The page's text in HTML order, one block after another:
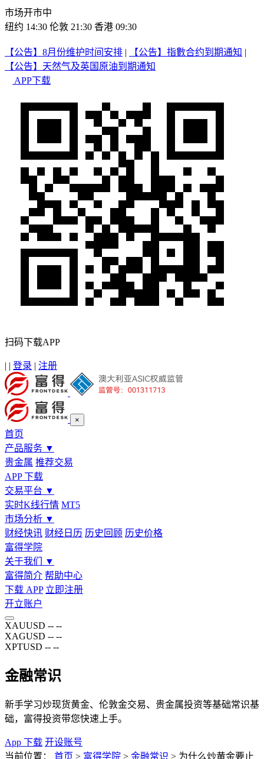
市场开市中
纽约 14:30 伦敦 21:30 香港 09:30
【公告】8月份维护时间安排 | 【公告】指數合约到期通知 |
【公告】天然气及英国原油到期通知
APP下载
扫码下载APP
| | 登录 | 注册
×
首页
产品服务 ▼
贵金属 推荐交易
APP 下载
交易平台 ▼
实时K线行情 MT5
市场分析 ▼
财经快讯 财经日历 历史回顾 历史价格
富得学院
关于我们
▼
富得简介 帮助中心
下载 APP 立即注册
开立账户
XAUUSD -- --
XAGUSD -- --
XPTUSD -- --
金融常识
新手学习炒现货黄金、伦敦金交易、贵金属投资等基础常识基
础，富得投资带您快速上手。
App 下载 开设账号
当前位置：
首页 > 富得学院 > 金融常识 > 为什么炒黄金要止